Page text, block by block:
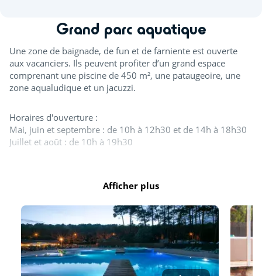
Grand parc aquatique
Une zone de baignade, de fun et de farniente est ouverte
aux vacanciers. Ils peuvent profiter d’un grand espace
comprenant une piscine de 450 m², une pataugeoire, une
zone aqualudique et un jacuzzi.
Horaires d'ouverture :
Mai, juin et septembre : de 10h à 12h30 et de 14h à 18h30
Juillet et août : de 10h à 19h30
confectionnés dans un tissu adapté à la baignade sont
autorisés, tels que les maillots (une ou deux pièces), boxers,
bikinis ou burkinis.
Piscine extérieure Pataugeoire extérieure
Afficher plus